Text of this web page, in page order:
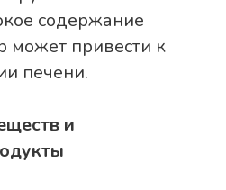
содержание
может привести к
печени.
и